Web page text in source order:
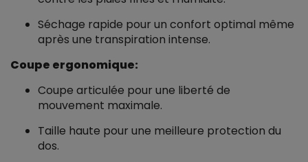
Séchage rapide pour un confort optimal même
après une transpiration intense.
Coupe ergonomique:
Coupe articulée pour une liberté de
mouvement maximale.
Taille haute pour une meilleure protection du
dos.